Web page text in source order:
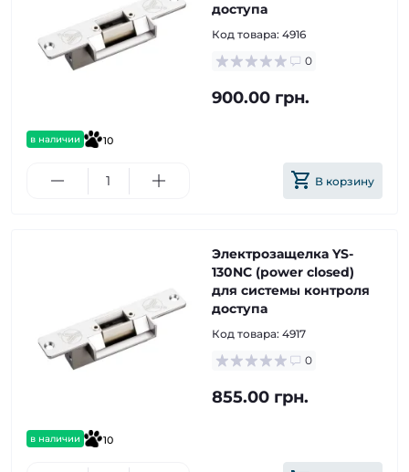
в наличии 10
доступа
Код товара: 4916
0
900.00 грн.
В корзину
в наличии 10
Электрозащелка YS-
130NC (pоwer closed)
для системы контроля
доступа
Код товара: 4917
0
855.00 грн.